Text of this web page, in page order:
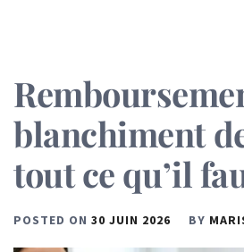
blanchiment
tout ce qu’il
POSTED ON 30 JUIN 2026 BY